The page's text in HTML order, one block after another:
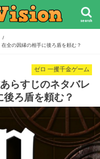
search
全の因縁の相手に後ろ盾を頼む？
ゼロ 一攫千金ゲーム
らすじのネタバレ
ろ盾を頼む？